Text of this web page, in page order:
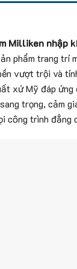
Milliken nhập
phẩm trang trí
vượt trội và
xứ Mỹ đáp ứng
trọng, cảm
công trình đẳng